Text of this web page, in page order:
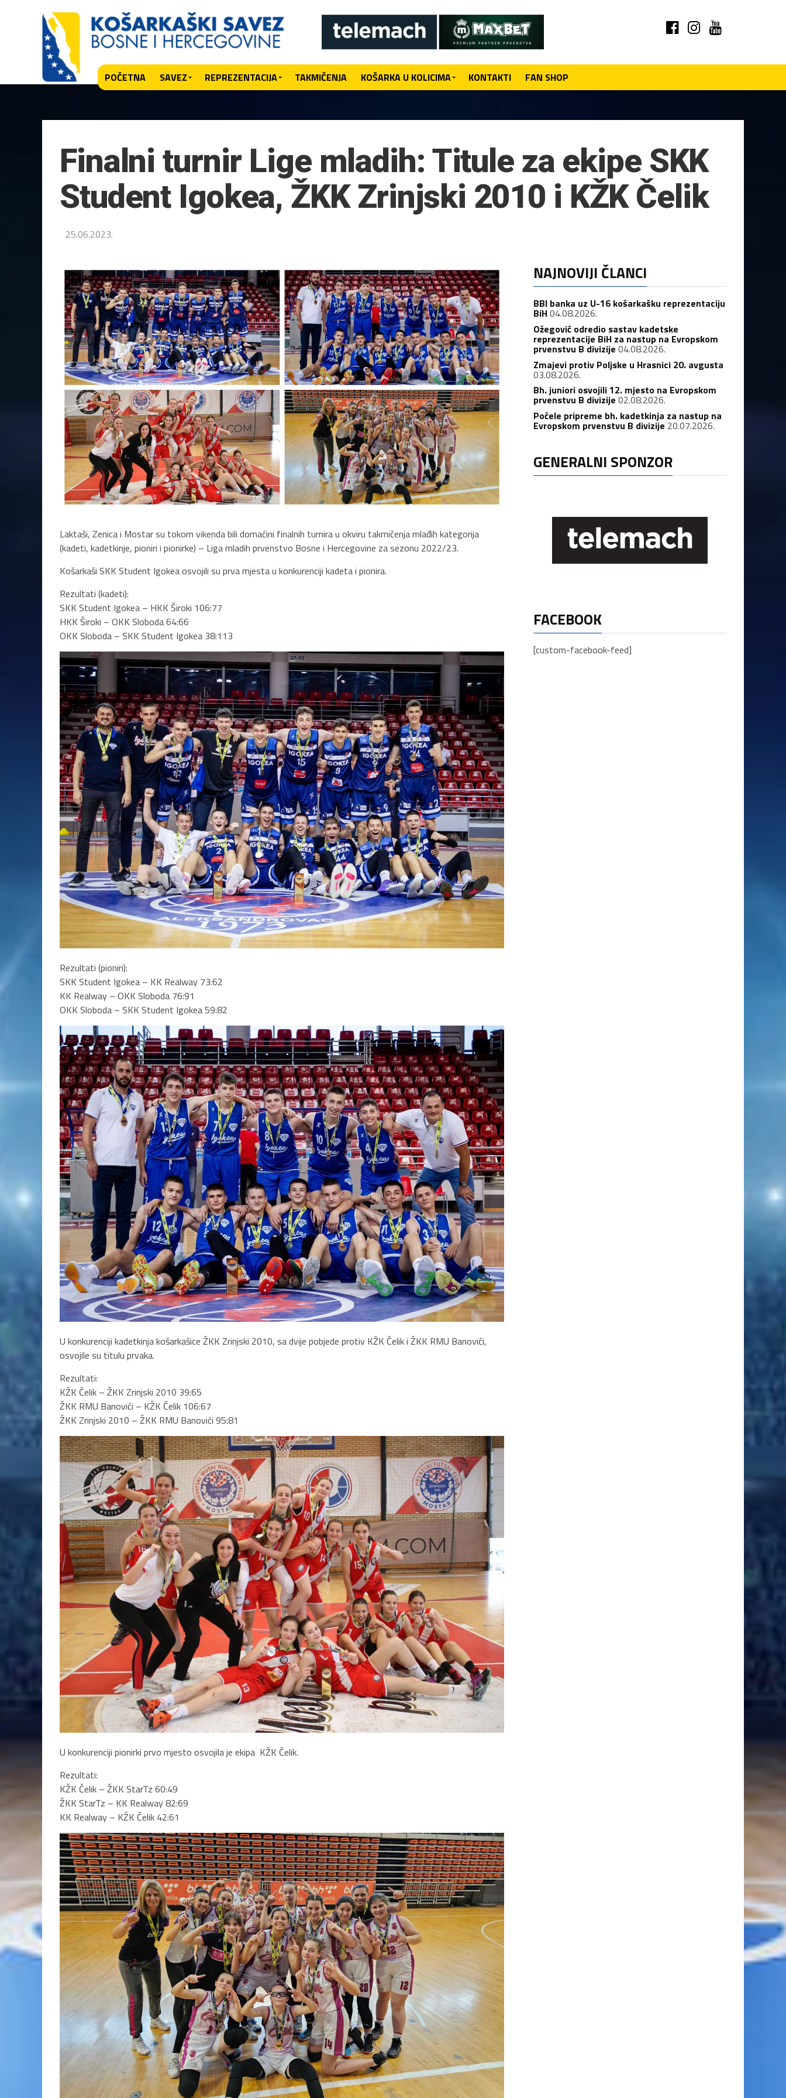
POČETNA SAVEZ REPREZENTACIJA TAKMIČENJA KOŠARKA U KOLICIMA KONTAKTI FAN SHOP
Finalni turnir Lige mladih: Titule za ekipe SKK
Student Igokea, ŽKK Zrinjski 2010 i KŽK Čelik
25.06.2023.
Laktaši, Zenica i Mostar su tokom vikenda bili domaćini finalnih turnira u okviru takmičenja mlađih kategorija
(kadeti, kadetkinje, pioniri i pionirke) – Liga mladih prvenstvo Bosne i Hercegovine za sezonu 2022/23.
Košarkaši SKK Student Igokea osvojili su prva mjesta u konkurenciji kadeta i pionira.
Rezultati (kadeti):
SKK Student Igokea – HKK Široki 106:77
HKK Široki – OKK Sloboda 64:66
OKK Sloboda – SKK Student Igokea 38:113
Rezultati (pioniri):
SKK Student Igokea – KK Realway 73:62
KK Realway – OKK Sloboda 76:91
OKK Sloboda – SKK Student Igokea 59:82
U konkurenciji kadetkinja košarkašice ŽKK Zrinjski 2010, sa dvije pobjede protiv KŽK Čelik i ŽKK RMU Banovići,
osvojile su titulu prvaka.
Rezultati:
KŽK Čelik – ŽKK Zrinjski 2010 39:65
ŽKK RMU Banovići – KŽK Čelik 106:67
ŽKK Zrinjski 2010 – ŽKK RMU Banovići 95:81
U konkurenciji pionirki prvo mjesto osvojila je ekipa KŽK Čelik.
Rezultati:
KŽK Čelik – ŽKK StarTz 60:49
ŽKK StarTz – KK Realway 82:69
KK Realway – KŽK Čelik 42:61
NAJNOVIJI ČLANCI
BBI banka uz U-16 košarkašku reprezentaciju
BiH04.08.2026.
Ožegović odredio sastav kadetske
reprezentacije BiH za nastup na Evropskom
prvenstvu B divizije 04.08.2026.
Zmajevi protiv Poljske u Hrasnici 20. avgusta
03.08.2026.
Bh. juniori osvojili 12. mjesto na Evropskom
prvenstvu B divizije 02.08.2026.
Počele pripreme bh. kadetkinja za nastup na
Evropskom prvenstvu B divizije 20.07.2026.
GENERALNI SPONZOR
FACEBOOK
[custom-facebook-feed]